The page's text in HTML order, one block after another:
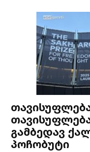
გამბედავ
პოჩობუტი